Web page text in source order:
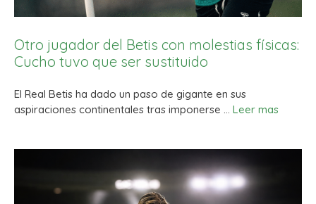
Otro jugador del Betis con molestias físicas:
Cucho tuvo que ser sustituido
El Real Betis ha dado un paso de gigante en sus
aspiraciones continentales tras imponerse … Leer mas